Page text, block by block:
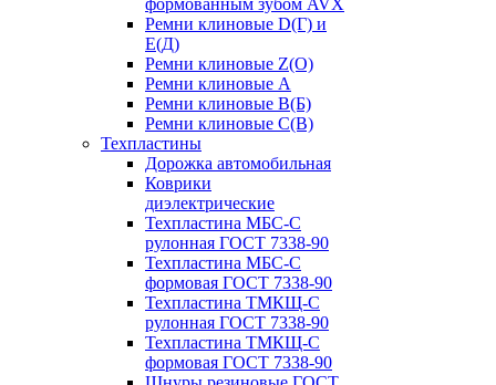
формованным зубом AVX
Ремни клиновые D(Г) и
Е(Д)
Ремни клиновые Z(О)
Ремни клиновые А
Ремни клиновые В(Б)
Ремни клиновые С(В)
Техпластины
Дорожка автомобильная
Коврики
диэлектрические
Техпластина МБС-С
рулонная ГОСТ 7338-90
Техпластина МБС-С
формовая ГОСТ 7338-90
Техпластина ТМКЩ-С
рулонная ГОСТ 7338-90
Техпластина ТМКЩ-С
формовая ГОСТ 7338-90